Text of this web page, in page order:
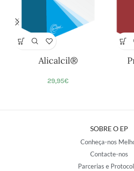
Alicalcil®
29,95€
SOBRE O EP
Conheça-nos
Contacte-nos
Parcerias e